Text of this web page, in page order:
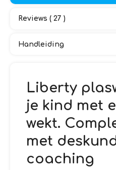
Reviews ( 27 )
Handleiding
Liberty
je kind met
wekt.
met
coaching